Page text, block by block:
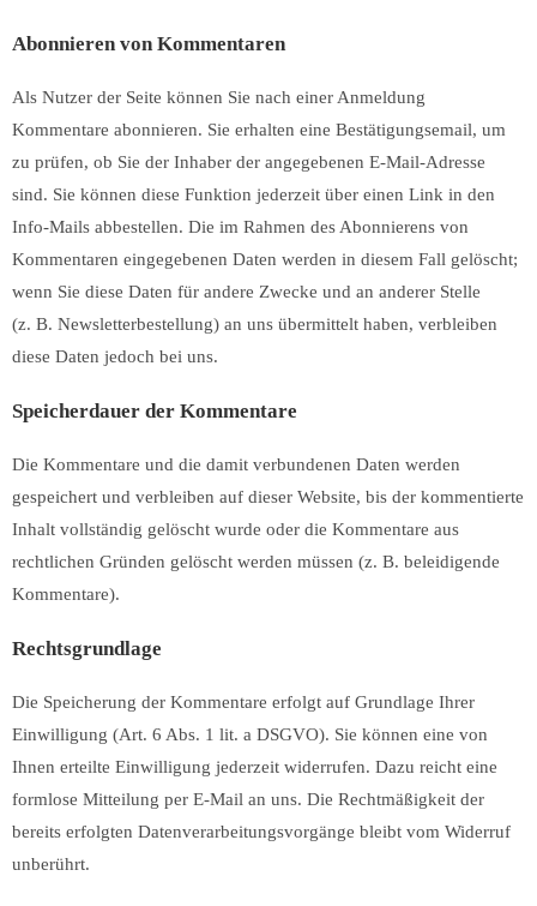
Abonnieren von Kommentaren
Als Nutzer der Seite können Sie nach einer Anmeldung
Kommentare abonnieren. Sie erhalten eine Bestätigungsemail, um
zu prüfen, ob Sie der Inhaber der angegebenen E-Mail-Adresse
sind. Sie können diese Funktion jederzeit über einen Link in den
Info-Mails abbestellen. Die im Rahmen des Abonnierens von
Kommentaren eingegebenen Daten werden in diesem Fall gelöscht;
wenn Sie diese Daten für andere Zwecke und an anderer Stelle
(z. B. Newsletterbestellung) an uns übermittelt haben, verbleiben
diese Daten jedoch bei uns.
Speicherdauer der Kommentare
Die Kommentare und die damit verbundenen Daten werden
gespeichert und verbleiben auf dieser Website, bis der kommentierte
Inhalt vollständig gelöscht wurde oder die Kommentare aus
rechtlichen Gründen gelöscht werden müssen (z. B. beleidigende
Kommentare).
Rechtsgrundlage
Die Speicherung der Kommentare erfolgt auf Grundlage Ihrer
Einwilligung (Art. 6 Abs. 1 lit. a DSGVO). Sie können eine von
Ihnen erteilte Einwilligung jederzeit widerrufen. Dazu reicht eine
formlose Mitteilung per E-Mail an uns. Die Rechtmäßigkeit der
bereits erfolgten Datenverarbeitungsvorgänge bleibt vom Widerruf
unberührt.